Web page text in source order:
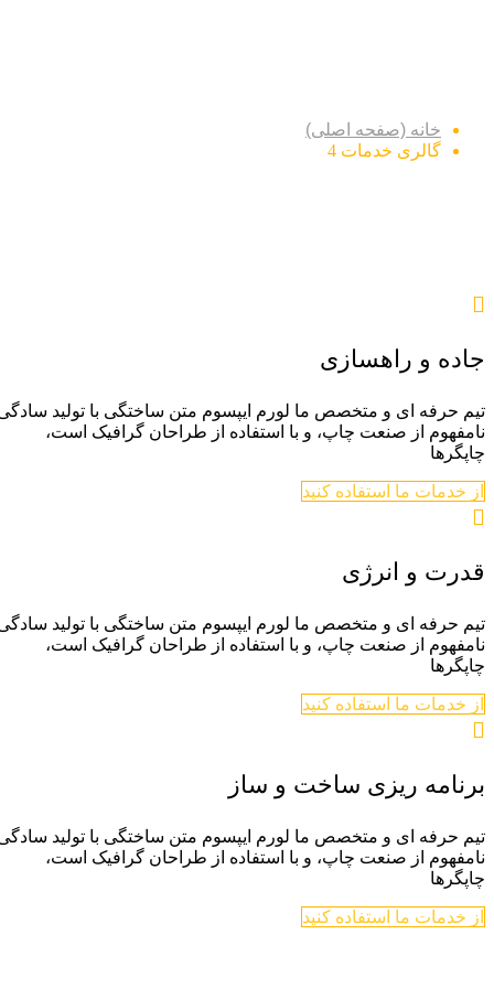
خانه (صفحه اصلی)
گالری خدمات 4
جاده و راهسازی
تیم حرفه ای و متخصص ما لورم ایپسوم متن ساختگی با تولید سادگی
نامفهوم از صنعت چاپ، و با استفاده از طراحان گرافیک است،
چاپگرها
از خدمات ما استفاده کنید
قدرت و انرژی
تیم حرفه ای و متخصص ما لورم ایپسوم متن ساختگی با تولید سادگی
نامفهوم از صنعت چاپ، و با استفاده از طراحان گرافیک است،
چاپگرها
از خدمات ما استفاده کنید
برنامه ریزی ساخت و ساز
تیم حرفه ای و متخصص ما لورم ایپسوم متن ساختگی با تولید سادگی
نامفهوم از صنعت چاپ، و با استفاده از طراحان گرافیک است،
چاپگرها
از خدمات ما استفاده کنید